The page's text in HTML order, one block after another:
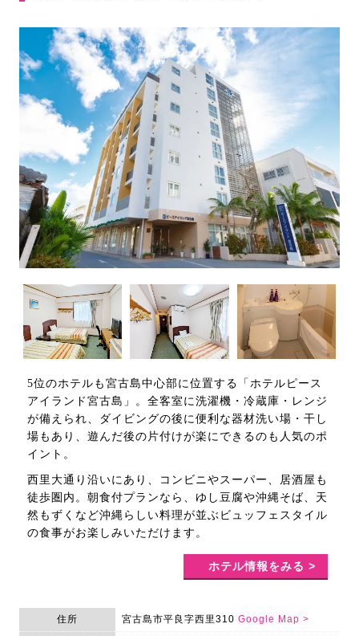
5位のホテルも宮古島中心部に位置する「ホテルピース
アイランド宮古島」。全客室に洗濯機・冷蔵庫・レンジ
が備えられ、ダイビングの後に便利な器材洗い場・干し
場もあり、遊んだ後の片付けが楽にできるのも人気のポ
イント。
西里大通り沿いにあり、コンビニやスーパー、居酒屋も
徒歩圏内。朝食付プランなら、ゆし豆腐や沖縄そば、天
然もずくなど沖縄らしい料理が並ぶビュッフェスタイル
の食事がお楽しみいただけます。
ホテル情報をみる >
住所 宮古島市平良字西里310 Google Map >